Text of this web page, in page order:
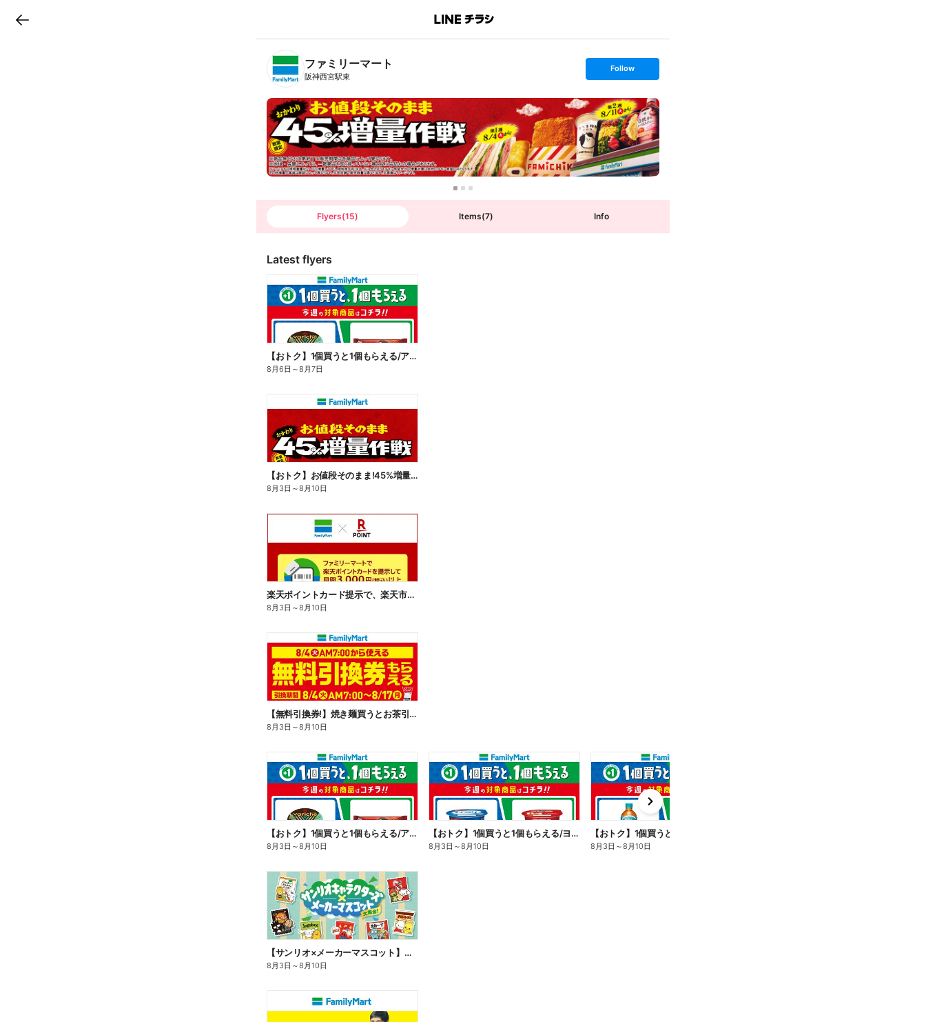
B
n
T
ファミリーマート
阪神西宮駅東
s
t
o
l
l
o
w
Follow
Flyers(15) Items(7) Info
Latest flyers
【おトク】1個買うと1個もらえる/アイス
8月6日 ～8月7日
【おトク】お値段そのまま!45%増量作戦!
8月3日 ～8月10日
楽天ポイントカード提示で、楽天市場でのお買い物がおトクに!
8月3日 ～8月10日
【無料引換券!】焼き麺買うとお茶引換券貰える!
8月3日 ～8月10日
【おトク】1個買うと1個もらえる/アイス
8月3日 ～8月10日
【おトク】1個買うと1個もらえる/ヨーグルト
8月3日 ～8月10日
【おトク】1個買うと1個もらえる/麦茶
8月3日 ～8月10日
e
x
t
【サンリオ×メーカーマスコット】オリジナルグッズ貰える!
8月3日 ～8月10日